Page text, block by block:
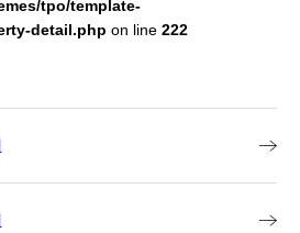
tpo/template-
detail.php on line222